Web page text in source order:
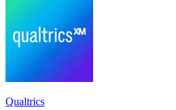
Qualtrics